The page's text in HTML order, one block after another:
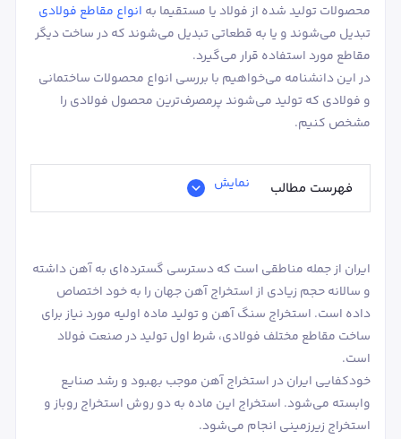
محصولات تولید شده از فولاد یا مستقیما به انواع مقاطع فولادی
تبدیل می‌شوند و یا به قطعاتی تبدیل می‌شوند که در ساخت دیگر
مقاطع مورد استفاده قرار می‌گیرد.
در این دانشنامه می‌خواهیم با بررسی انواع محصولات ساختمانی
و فولادی که تولید می‌شوند پرمصرف‌ترین محصول فولادی را
مشخص کنیم.
فهرست مطالب نمایش
ایران از جمله مناطقی است که دسترسی گسترده‌ای به آهن داشته
و سالانه حجم زیادی از استخراج آهن جهان را به خود اختصاص
داده است. استخراج سنگ آهن و تولید ماده اولیه مورد نیاز برای
ساخت مقاطع مختلف فولادی، شرط اول تولید در صنعت فولاد
است.
خودکفایی ایران در استخراج آهن موجب بهبود و رشد صنایع
وابسته می‌شود. استخراج این ماده به دو روش استخراج روباز و
استخراج زیرزمینی انجام می‌شود.